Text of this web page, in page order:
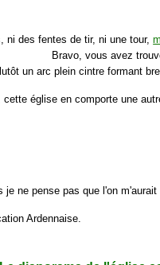
ni des fentes de tir, ni une tour,
Bravo, vous avez
un arc plein cintre formant
église en comporte une
ne pense pas que l'on
Ardennaise.